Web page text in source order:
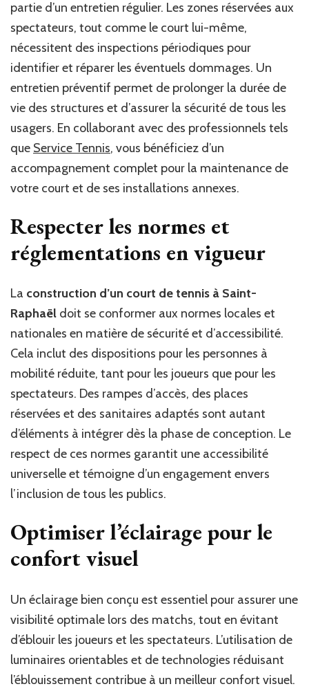
partie d’un entretien régulier. Les zones réservées aux
spectateurs, tout comme le court lui-même,
nécessitent des inspections périodiques pour
identifier et réparer les éventuels dommages. Un
entretien préventif permet de prolonger la durée de
vie des structures et d’assurer la sécurité de tous les
usagers. En collaborant avec des professionnels tels
que Service Tennis, vous bénéficiez d’un
accompagnement complet pour la maintenance de
votre court et de ses installations annexes.
Respecter les normes et
réglementations en vigueur
La construction d’un court de tennis à Saint-
Raphaël doit se conformer aux normes locales et
nationales en matière de sécurité et d’accessibilité.
Cela inclut des dispositions pour les personnes à
mobilité réduite, tant pour les joueurs que pour les
spectateurs. Des rampes d’accès, des places
réservées et des sanitaires adaptés sont autant
d’éléments à intégrer dès la phase de conception. Le
respect de ces normes garantit une accessibilité
universelle et témoigne d’un engagement envers
l’inclusion de tous les publics.
Optimiser l’éclairage pour le
confort visuel
Un éclairage bien conçu est essentiel pour assurer une
visibilité optimale lors des matchs, tout en évitant
d’éblouir les joueurs et les spectateurs. L’utilisation de
luminaires orientables et de technologies réduisant
l’éblouissement contribue à un meilleur confort visuel.